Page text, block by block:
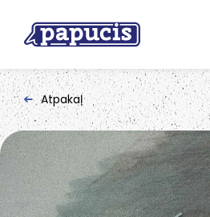
Atpakaļ